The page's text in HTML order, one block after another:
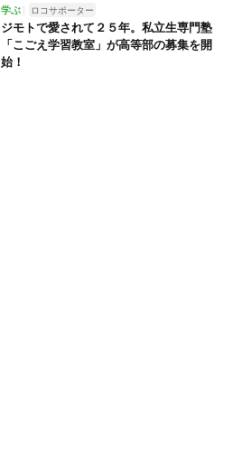
学ぶ ロコサポーター
ジモトで愛されて２５年。私立生専門塾
「こごえ学習教室」が高等部の募集を開
始！